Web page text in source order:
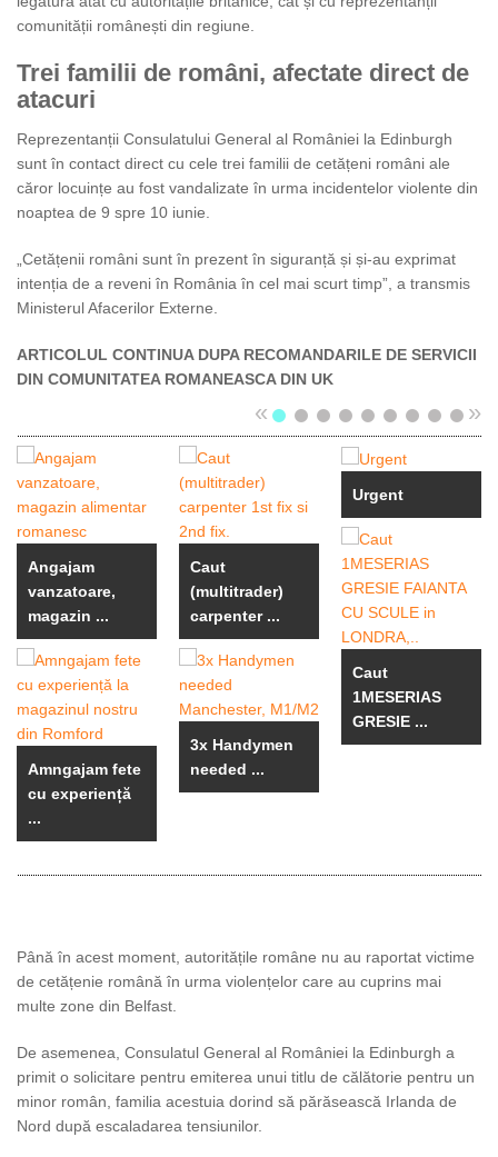
comunității românești din regiune.
Trei familii de români, afectate direct de
atacuri
Reprezentanții Consulatului General al României la Edinburgh
sunt în contact direct cu cele trei familii de cetățeni români ale
căror locuințe au fost vandalizate în urma incidentelor violente din
noaptea de 9 spre 10 iunie.
„Cetățenii români sunt în prezent în siguranță și și-au exprimat
intenția de a reveni în România în cel mai scurt timp”, a transmis
Ministerul Afacerilor Externe.
ARTICOLUL CONTINUA DUPA RECOMANDARILE DE SERVICII
DIN COMUNITATEA ROMANEASCA DIN UK
« »
Angajam
vanzatoare,
magazin ...
Amngajam fete
cu experiență
...
Caut
(multitrader)
carpenter ...
3x Handymen
needed ...
Urgent
Caut
1MESERIAS
GRESIE ...
Până în acest moment, autoritățile române nu au raportat victime
de cetățenie română în urma violențelor care au cuprins mai
multe zone din Belfast.
De asemenea, Consulatul General al României la Edinburgh a
primit o solicitare pentru emiterea unui titlu de călătorie pentru un
minor român, familia acestuia dorind să părăsească Irlanda de
Nord după escaladarea tensiunilor.